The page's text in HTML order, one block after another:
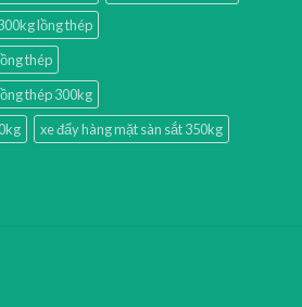
lồng thép
thép
thép 300kg
xe đẩy hàng mặt sàn sắt 350kg